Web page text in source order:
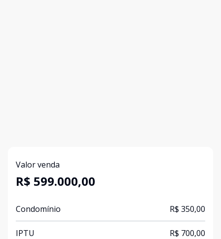
Valor venda
R$ 599.000,00
Condomínio R$ 350,00
IPTU R$ 700,00